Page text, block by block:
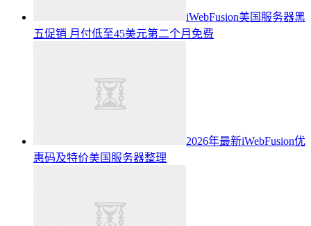
iWebFusion美国服务器黑
五促销 月付低至45美元第二个月免费
2026年最新iWebFusion优
惠码及特价美国服务器整理